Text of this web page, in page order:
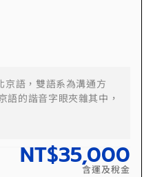
語，雙語系為溝通方
語的諧音字眼夾雜其中，
NT$35,000
含運及稅金